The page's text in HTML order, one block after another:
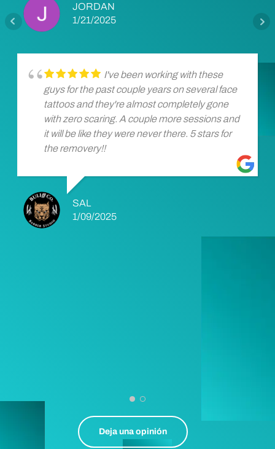
JORDAN
1/21/2025
I've been working with these
guys for the past couple years on several face
tattoos and they're almost completely gone
with zero scaring. A couple more sessions and
it will be like they were never there. 5 stars for
the removery!!
SAL
1/09/2025
Deja una opinión